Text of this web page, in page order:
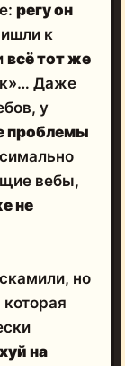
регу он
к
всё тот же
Даже
у
проблемы
вебы,
не
но
которая
на